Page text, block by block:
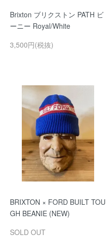
Brixton ブリクストン PATH ビ
ーニー Royal/White
3,500円(税抜)
BRIXTON × FORD BUILT TOU
GH BEANIE (NEW)
SOLD OUT